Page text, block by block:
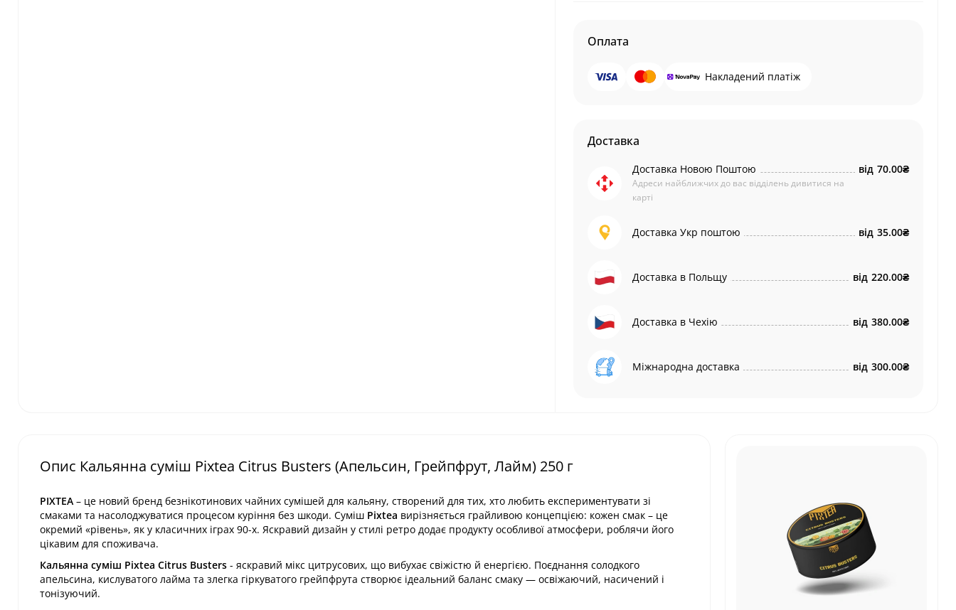
Оплата
Накладений платіж
Доставка
Доставка Новою Поштою
Адреси найближчих до вас відділень дивитися на
карті
від 70.00₴
Доставка Укр поштою від 35.00₴
Доставка в Польщу від 220.00₴
Доставка в Чехію від 380.00₴
Міжнародна доставка від 300.00₴
Опис Кальянна суміш Pixtea Citrus Busters (Апельсин, Грейпфрут, Лайм) 250 г
PIXTEA – це новий бренд безнікотинових чайних сумішей для кальяну, створений для тих, хто любить експериментувати зі
смаками та насолоджуватися процесом куріння без шкоди. Суміш Pixtea вирізняється грайливою концепцією: кожен смак – це
окремий «рівень», як у класичних іграх 90-х. Яскравий дизайн у стилі ретро додає продукту особливої атмосфери, роблячи його
цікавим для споживача.
Кальянна суміш Pixtea Citrus Busters - яскравий мікс цитрусових, що вибухає свіжістю й енергією. Поєднання солодкого
апельсина, кислуватого лайма та злегка гіркуватого грейпфрута створює ідеальний баланс смаку — освіжаючий, насичений і
тонізуючий.